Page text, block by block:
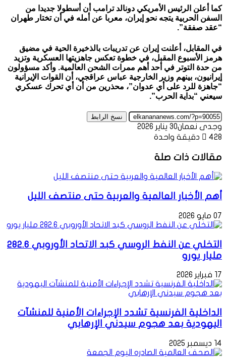
كما أعلن الرئيس الأمريكي دونالد ترامب أن أسطولا جديدا من
السفن الحربية يتجه نحو إيران، معربا عن أمله في أن تختار طهران
“عقد صفقة”.
في المقابل، أعلنت إيران عن تدريبات بالذخيرة الحية في مضيق
هرمز الأسبوع المقبل، في خطوة تعكس جاهزيتها العسكرية وتزيد
من حدة التوتر في أحد أهم ممرات الشحن العالمية. وأكد مسؤولون
إيرانيون، بينهم وزير الخارجية عباس عراقجي، أن القوات الإيرانية
“جاهزة للرد على أي عدوان”، محذرين من أن أي تحرك عسكري
سيعني “بداية الحرب”.
نسخ الرابط
وجدى نعمان30 يناير 2026
428
دقيقة واحدة
مقالات ذات صلة
أهم الأخبار العالمية والعربية حتى منتصف الليل
07 مايو 2026
التخلي عن النفط الروسي كبد الاتحاد الأوروبي 282.6
مليار يورو
17 فبراير 2026
الداخلية الفرنسية تشدد الإجراءات الأمنية للمنشآت
اليهودية بعد هجوم سيدني الإرهابي
14 ديسمبر 2025